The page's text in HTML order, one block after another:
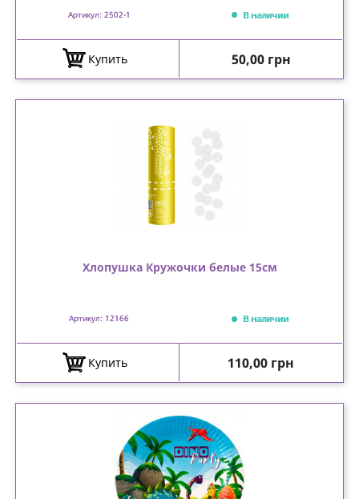
Артикул: 2502-1 В наличии
Купить Цена
50,00 грн
Хлопушка Кружочки белые 15см
Артикул: 12166 В наличии
Купить Цена
110,00 грн